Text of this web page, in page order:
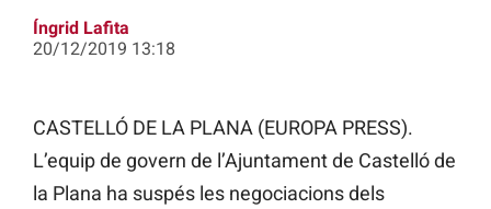
Íngrid Lafita
20/12/2019 13:18
CASTELLÓ DE LA PLANA (EUROPA PRESS).
L’equip de govern de l’Ajuntament de Castelló de
la Plana ha suspés les negociacions dels